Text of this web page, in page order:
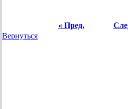
« Пред.
Вернуться